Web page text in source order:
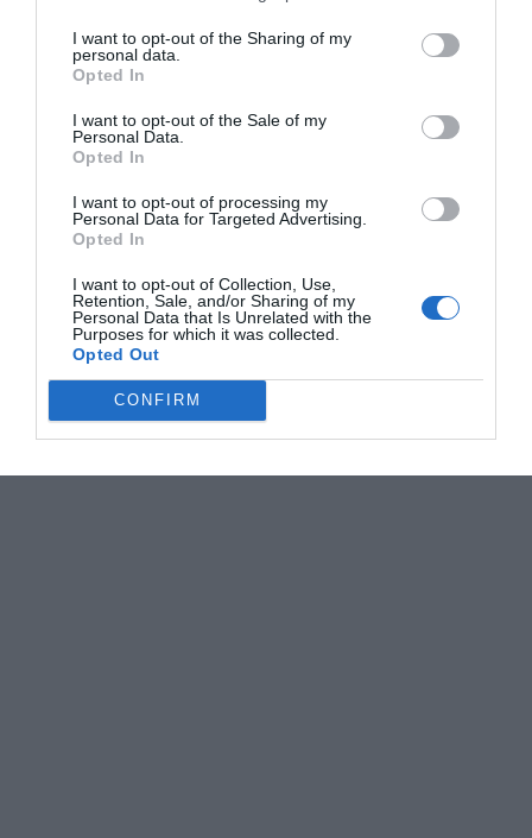
I want to opt-out of the Sharing of my
personal data.
Opted In
I want to opt-out of the Sale of my
Personal Data.
Opted In
I want to opt-out of processing my
Personal Data for Targeted Advertising.
Opted In
I want to opt-out of Collection, Use,
Retention, Sale, and/or Sharing of my
Personal Data that Is Unrelated with the
Purposes for which it was collected.
Opted Out
CONFIRM